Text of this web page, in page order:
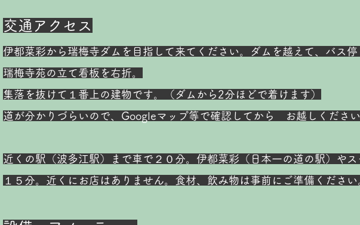
交通アクセス
伊都菜彩から瑞梅寺ダムを目指して来てください。ダムを越えて、バス停
瑞梅寺苑の立て看板を右折。
集落を抜けて１番上の建物です。（ダムから2分ほどで着けます）
道が分かりづらいので、Googleマップ等で確認してから お越しください
近くの駅（波多江駅）まで車で２０分。伊都菜彩（日本一の道の駅）や
１５分。近くにお店はありません。食材、飲み物は事前にご準備ください